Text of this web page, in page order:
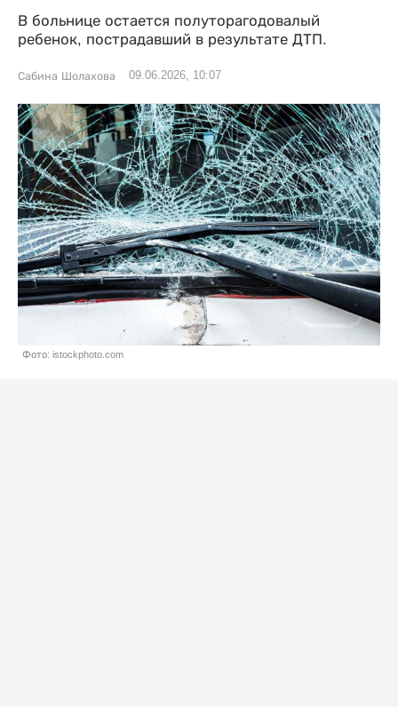
В больнице остается полуторагодовалый
ребенок, пострадавший в результате ДТП.
Сабина Шолахова 09.06.2026, 10:07
Фото: istockphoto.com